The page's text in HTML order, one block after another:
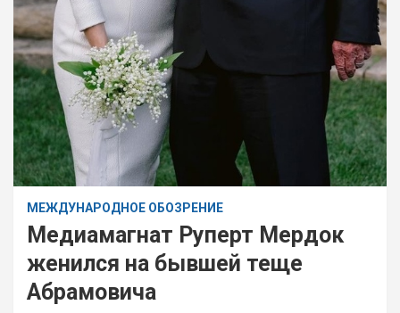
МЕЖДУНАРОДНОЕ ОБОЗРЕНИЕ
Медиамагнат Руперт Мердок
женился на бывшей теще
Абрамовича